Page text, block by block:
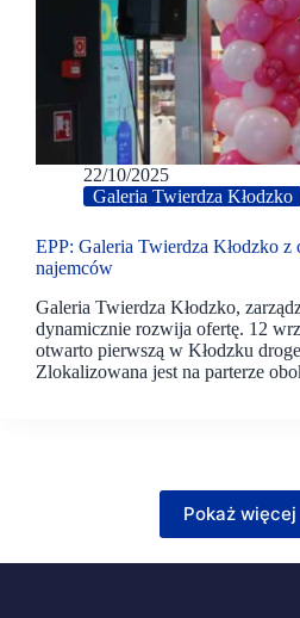
22/10/2025
Galeria Twierdza Kłodzko
EPP: Galeria Twierdza Kłodzko z
najemców
Galeria Twierdza Kłodzko,
dynamicznie rozwija ofertę. 12
otwarto pierwszą w Kłodzku
Zlokalizowana jest na parterze
Pokaż więcej